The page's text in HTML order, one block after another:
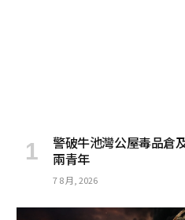
警破牛池灣公屋毒品倉
兩青年
7 8 月, 2026